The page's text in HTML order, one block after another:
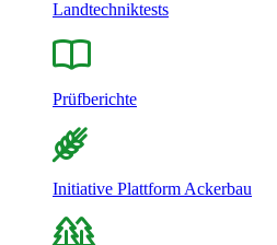
Landtechniktests
Prüfberichte
Initiative Plattform Ackerbau